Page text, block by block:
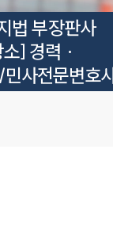
법 부장판사
] 경력 ·
사전문변호